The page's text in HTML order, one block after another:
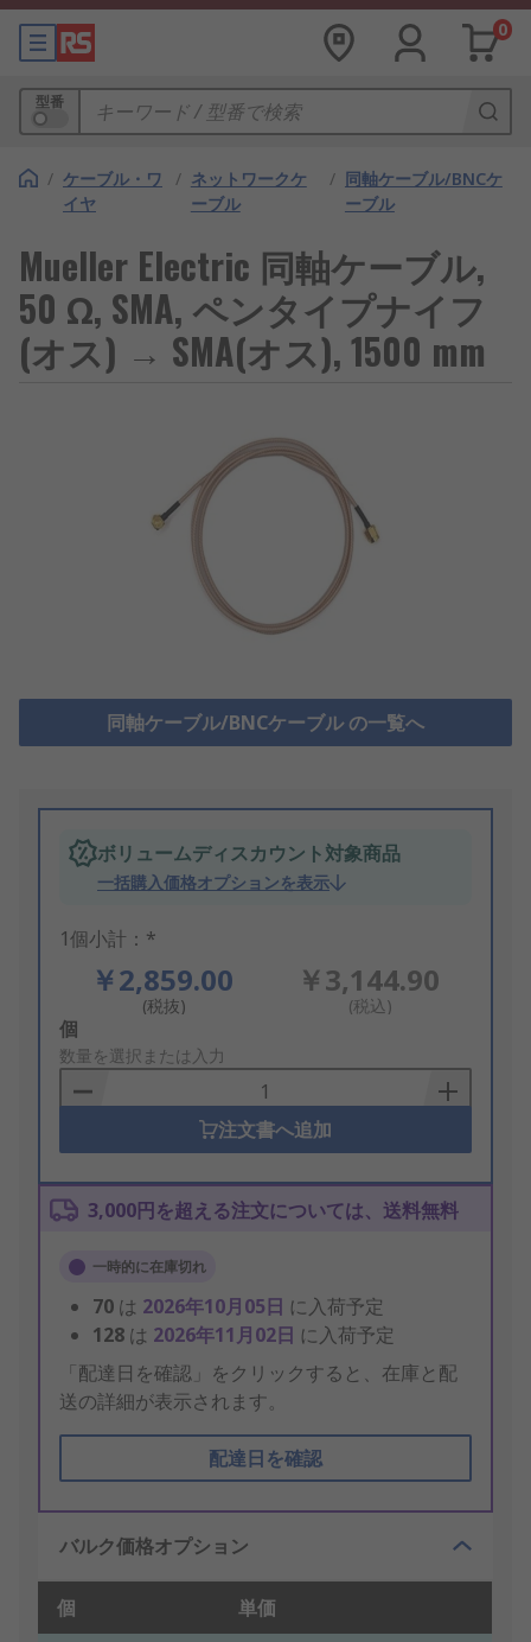
0
型番
/ ケーブル・ワ
イヤ
/ ネットワークケ
ーブル
/ 同軸ケーブル/BNCケ
ーブル
Mueller Electric 同軸ケーブル,
50 Ω, SMA, ペンタイプナイフ
(オス) → SMA(オス), 1500 mm
同軸ケーブル/BNCケーブル の一覧へ
ボリュームディスカウント対象商品
一括購入価格オプションを表示
1個小計：*
￥2,859.00
(税抜)
￥3,144.90
(税込)
Add
to
Basket
個
数量を選択または入力
注文書へ追加
3,000円を超える注文については、送料無料
一時的に在庫切れ
70 は 2026年10月05日 に入荷予定
128 は 2026年11月02日 に入荷予定
「配達日を確認」をクリックすると、在庫と配
送の詳細が表示されます。
配達日を確認
バルク価格オプション
個 単価